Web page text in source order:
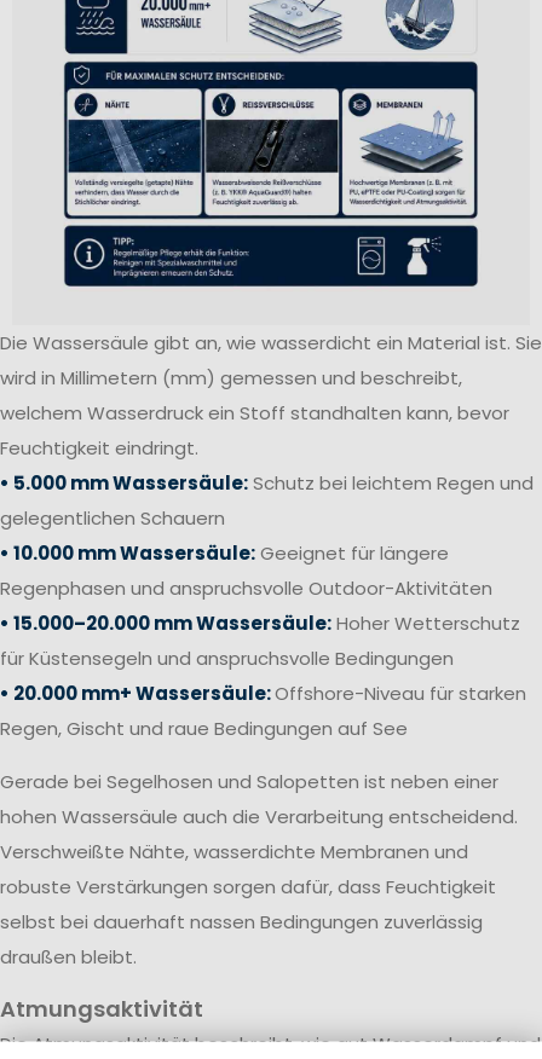
Die Wassersäule gibt an, wie wasserdicht ein Material ist. Sie
wird in Millimetern (mm) gemessen und beschreibt,
welchem Wasserdruck ein Stoff standhalten kann, bevor
Feuchtigkeit eindringt.
• 5.000 mm Wassersäule:Schutz bei leichtem Regen und
gelegentlichen Schauern
• 10.000 mm Wassersäule:Geeignet für längere
Regenphasen und anspruchsvolle Outdoor-Aktivitäten
• 15.000–20.000 mm Wassersäule:Hoher Wetterschutz
für Küstensegeln und anspruchsvolle Bedingungen
• 20.000 mm+ Wassersäule:Offshore-Niveau für starken
Regen, Gischt und raue Bedingungen auf See
Gerade bei Segelhosen und Salopetten ist neben einer
hohen Wassersäule auch die Verarbeitung entscheidend.
Verschweißte Nähte, wasserdichte Membranen und
robuste Verstärkungen sorgen dafür, dass Feuchtigkeit
selbst bei dauerhaft nassen Bedingungen zuverlässig
draußen bleibt.
Atmungsaktivität
Die Atmungsaktivität beschreibt, wie gut Wasserdampf und